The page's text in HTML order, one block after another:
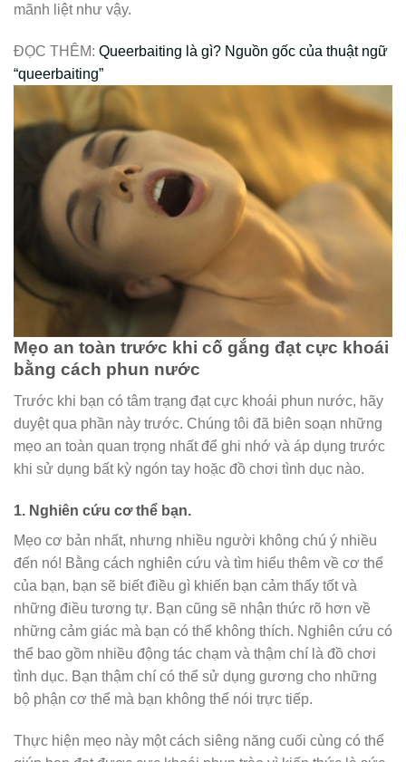
mãnh liệt như vậy.
ĐỌC THÊM: Queerbaiting là gì? Nguồn gốc của thuật ngữ
“queerbaiting”
Mẹo an toàn trước khi cố gắng đạt cực khoái
bằng cách phun nước
Trước khi bạn có tâm trạng đạt cực khoái phun nước, hãy
duyệt qua phần này trước. Chúng tôi đã biên soạn những
mẹo an toàn quan trọng nhất để ghi nhớ và áp dụng trước
khi sử dụng bất kỳ ngón tay hoặc đồ chơi tình dục nào.
1. Nghiên cứu cơ thể bạn.
Mẹo cơ bản nhất, nhưng nhiều người không chú ý nhiều
đến nó! Bằng cách nghiên cứu và tìm hiểu thêm về cơ thể
của bạn, bạn sẽ biết điều gì khiến bạn cảm thấy tốt và
những điều tương tự. Bạn cũng sẽ nhận thức rõ hơn về
những cảm giác mà bạn có thể không thích. Nghiên cứu có
thể bao gồm nhiều động tác chạm và thậm chí là đồ chơi
tình dục. Bạn thậm chí có thể sử dụng gương cho những
bộ phận cơ thể mà bạn không thể nói trực tiếp.
Thực hiện mẹo này một cách siêng năng cuối cùng có thể